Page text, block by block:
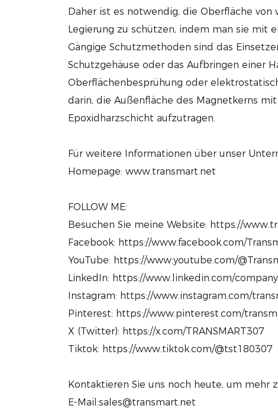
Daher ist es notwendig, die Oberfläche
Legierung zu schützen, indem man sie mit
Gängige Schutzmethoden sind das
Schutzgehäuse oder das Aufbringen einer
Oberflächenbesprühung oder
darin, die Außenfläche des Magnetkerns
Epoxidharzschicht aufzutragen.
Für weitere Informationen über unser
Homepage: www.transmart.net
FOLLOW ME:
Besuchen Sie meine Website: https://
Facebook: https://www.facebook.com/
YouTube: https://www.youtube.com/
LinkedIn: https://www.linkedin.com/
Instagram: https://www.instagram.com/
Pinterest: https://www.pinterest.com/
X (Twitter): https://x.com/TRANSMART307
Tiktok: https://www.tiktok.com/@tst180307
Kontaktieren Sie uns noch heute, um mehr
E-Mail:sales@transmart.net